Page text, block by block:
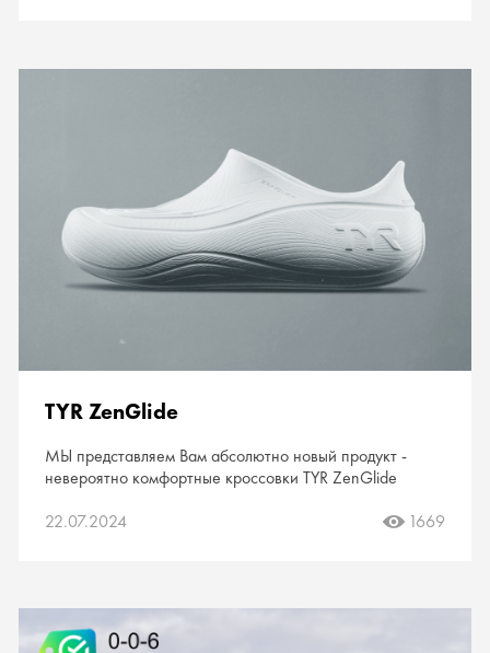
TYR ZenGlide
МЫ представляем Вам абсолютно новый продукт -
невероятно комфортные кроссовки TYR ZenGlide
22.07.2024 1669